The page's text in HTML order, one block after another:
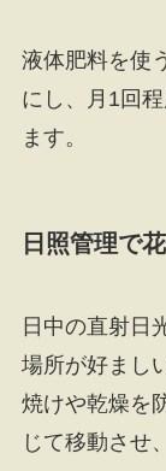
液体肥料を使
にし、月1回
ます。
日照管理で
日中の直射日
場所が好まし
焼けや乾燥を
じて移動させ